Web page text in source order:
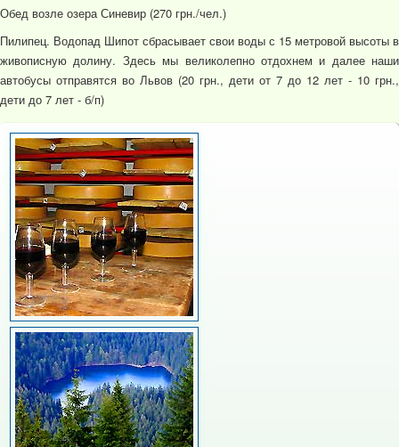
Обед возле озера Синевир (270 грн./чел.)
Пилипец. Водопад Шипот сбрасывает свои воды с 15 метровой высоты в
живописную долину. Здесь мы великолепно отдохнем и далее наши
автобусы отправятся во Львов (20 грн., дети от 7 до 12 лет - 10 грн.,
дети до 7 лет - б/п)